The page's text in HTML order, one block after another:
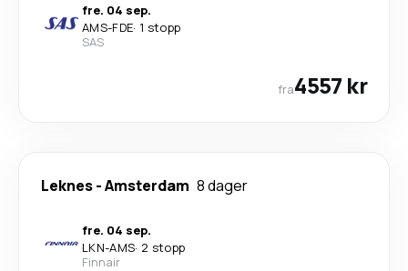
fre. 04 sep.
AMS-FDE· 1 stopp
SAS
fra4557 kr
Leknes-Amsterdam 8 dager
fre. 04 sep.
LKN-AMS· 2 stopp
Finnair